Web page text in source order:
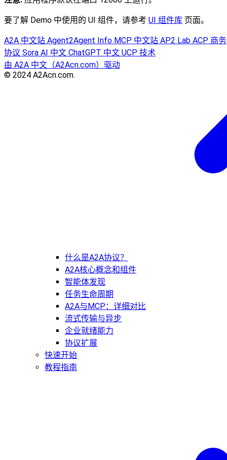
什么是A2A协议？
A2A核心概念和组件
智能体发现
任务生命周期
A2A与MCP：详细对比
流式传输与异步
企业就绪能力
协议扩展
快速开始
教程指南
要了解 Demo 中使用的 UI 组件，请参考 UI 组件库 页面。
A2A 中文站 Agent2Agent Info MCP 中文站 AP2 Lab ACP 商务
协议 Sora AI 中文 ChatGPT 中文 UCP 技术
由 A2A 中文（A2Acn.com）驱动
© 2024 A2Acn.com.